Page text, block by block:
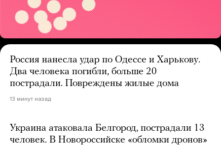
Россия нанесла удар по Одессе и Харькову.
Два человека погибли, больше 20
пострадали. Повреждены жилые дома
13 минут назад
Украина атаковала Белгород, пострадали 13
человек. В Новороссийске «обломки дронов»